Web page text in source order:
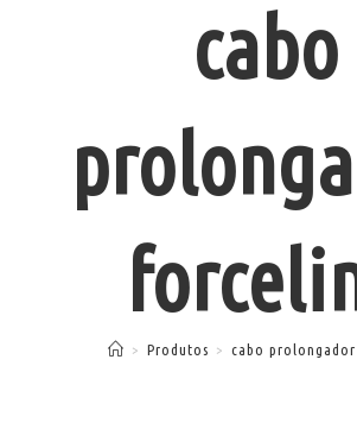
cabo
> Produtos > cabo